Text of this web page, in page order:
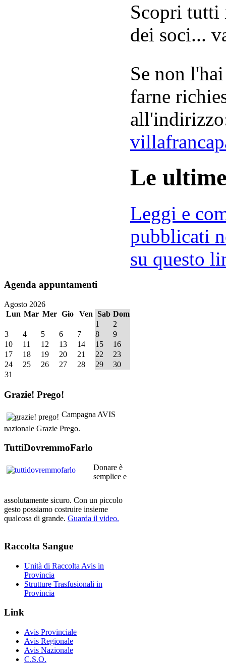
Scopri tutti
dei soci...
Se non
farne
Le
Leggi e
pubblicati
su questo
Agenda appuntamenti
Agosto 2026
Lun Mar Mer Gio Ven Sab Dom
1
2
3
4 5 6 7 8
9
10
11 12 13 14 15
16
17
18 19 20 21 22
23
24
25 26 27 28 29
30
31
Grazie! Prego!
Campagna AVIS
nazionale Grazie Prego.
TuttiDovremmoFarlo
Donare è
semplice e
assolutamente sicuro. Con un piccolo
gesto possiamo costruire insieme
qualcosa di grande. Guarda il video.
Raccolta Sangue
Unità di Raccolta Avis in
Provincia
Strutture Trasfusionali in
Provincia
Link
Avis Provinciale
Avis Regionale
Avis Nazionale
C.S.O.